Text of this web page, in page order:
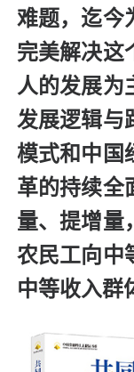
难题，迄今
完美解决这
人的发展为
发展逻辑与
模式和中国
革的持续全
量、提增量
农民工向中
中等收入群